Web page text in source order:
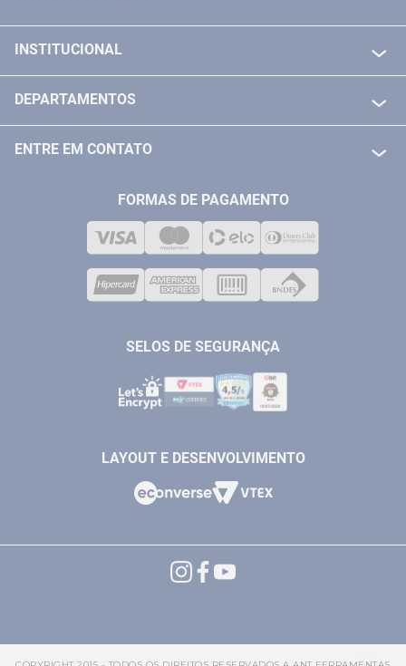
INSTITUCIONAL
POLITICA DE TROCA E DEVOLUÇÃO
DEPARTAMENTOS
COMPRESSORES
ENTRE EM CONTATO
VENDAS ONLINE@ANTFERRAMENTAS.COM.BR
SAC@ANTFERRAMENTAS.COM.BR
FORMAS DE PAGAMENTO
SELOS DE SEGURANÇA
LAYOUT E DESENVOLVIMENTO